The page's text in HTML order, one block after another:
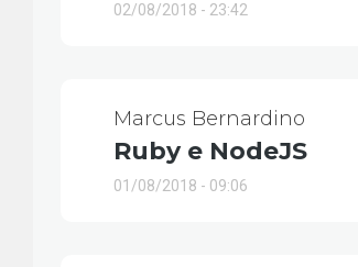
02/08/2018 - 23:42
Marcus Bernardino
Ruby e NodeJS
01/08/2018 - 09:06